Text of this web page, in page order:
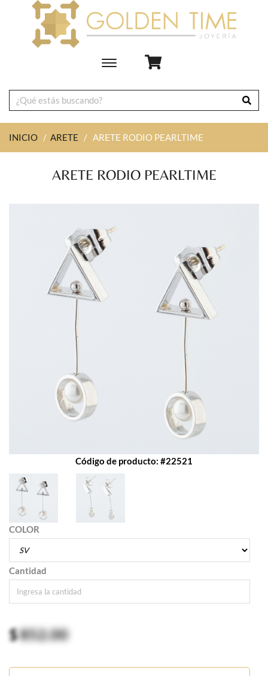
Toggle
navigation
INICIO / ARETE / ARETE RODIO PEARLTIME
ARETE RODIO PEARLTIME
Código de producto: #22521
COLOR
Cantidad
$852.00